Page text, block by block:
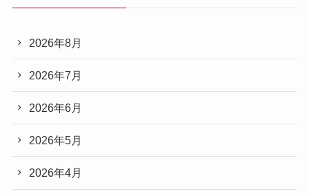
2026年8月
2026年7月
2026年6月
2026年5月
2026年4月